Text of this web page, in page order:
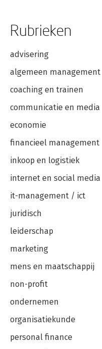
12 Opnieuw het
Epiloog
Verantwoording
Geraadpleegde archieven,
Illustratieverantwoording
Register
Rubrieken
advisering
algemeen management
coaching en trainen
communicatie en media
economie
financieel management
inkoop en logistiek
internet en social media
it-management / ict
juridisch
leiderschap
marketing
mens en maatschappij
non-profit
ondernemen
organisatiekunde
personal finance